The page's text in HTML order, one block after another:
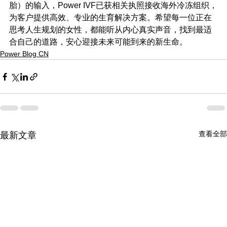
胎）的输入，Power IVF已获相关执照接收海外冷冻组织，
为客户提供高效、专业的生育解决方案。希望每一位正在
思考人生规划的女性，都能听从内心真实声音，找到最适
合自己的道路，安心迎接未来可能到来的新生命。
Power Blog CN
最新文章 查看全部